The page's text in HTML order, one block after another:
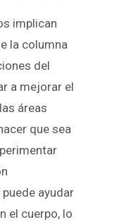
implican
la columna
del
a mejorar el
áreas
que sea
ayudar
el cuerpo, lo